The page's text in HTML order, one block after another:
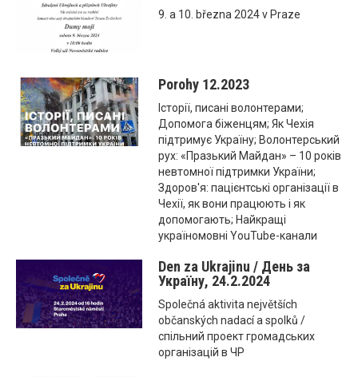
9. a 10. března 2024 v Praze
Porohy 12.2023
Історії, писані волонтерами;
Допомога біженцям; Як Чехія
підтримує Україну; Волонтерський
рух: «Празький Майдан» – 10 років
невтомної підтримки України;
Здоров'я: пацієнтські організації в
Чехії, як вони працюють і як
допомогають; Найкращі
україномовні YouTube-канали
Den za Ukrajinu / День за
Україну, 24.2.2024
Společná aktivita největších
občanských nadací a spolků /
спільний проект громадських
організацій в ЧР